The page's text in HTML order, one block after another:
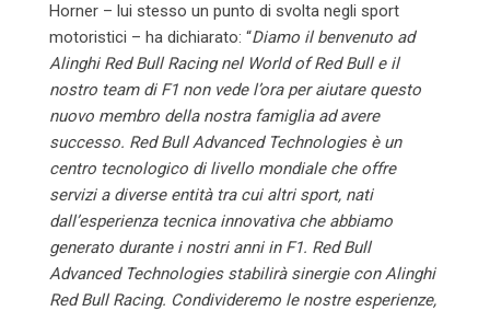
Horner – lui stesso un punto di svolta negli sport
motoristici – ha dichiarato: “Diamo il benvenuto ad
Alinghi Red Bull Racing nel World of Red Bull e il
nostro team di F1 non vede l’ora per aiutare questo
nuovo membro della nostra famiglia ad avere
successo. Red Bull Advanced Technologies è un
centro tecnologico di livello mondiale che offre
servizi a diverse entità tra cui altri sport, nati
dall’esperienza tecnica innovativa che abbiamo
generato durante i nostri anni in F1. Red Bull
Advanced Technologies stabilirà sinergie con Alinghi
Red Bull Racing. Condivideremo le nostre esperienze,